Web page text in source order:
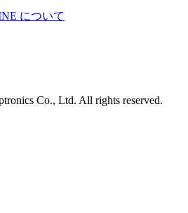
について
Co., Ltd. All rights reserved.